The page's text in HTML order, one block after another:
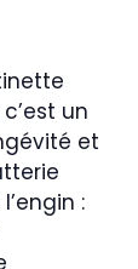
un
et
: